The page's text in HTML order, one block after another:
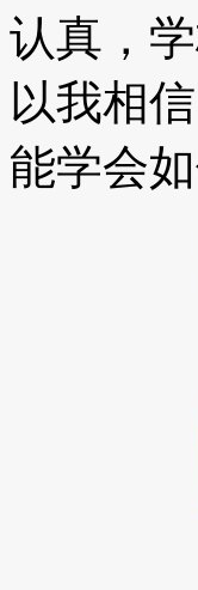
认真，
以我相
能学会